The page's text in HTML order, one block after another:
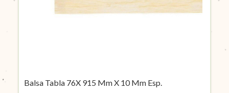
Balsa Tabla 76X 915 Mm X 10 Mm Esp.